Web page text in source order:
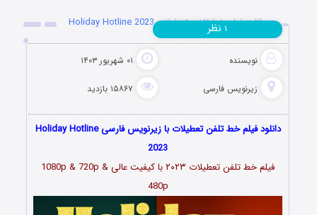
دانلود فیلم خط تلفن تعطیلات Holiday Hotline 2023
نویسنده ۰۱ شهریور ۱۴۰۳
زیرنویس فارسی ۱۵۸۶۷ بازدید
۱ نظر
دانلود فیلم خط تلفن تعطیلات با زیرنویس فارسی Holiday Hotline
2023
فیلم خط تلفن تعطیلات ۲۰۲۳ با کیفیت عالی 1080p & 720p &
480p